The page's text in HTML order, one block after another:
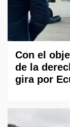
Con el
de la
gira por